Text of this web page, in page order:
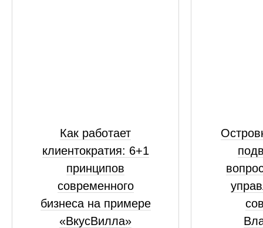
Как работает
клиентократия: 6+1
принципов
современного
бизнеса на примере
«ВкусВилла»